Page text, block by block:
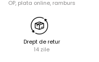
OP, plata online, ramburs
Drept de retur
14 zile